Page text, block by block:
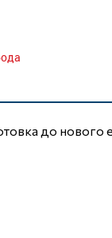
до нового